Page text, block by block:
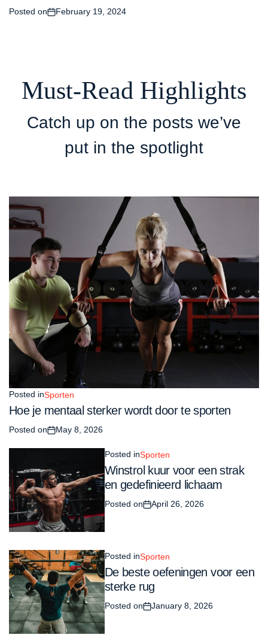
Posted on February 19, 2024
Must-Read Highlights
Catch up on the posts we’ve
put in the spotlight
Posted inSporten
Hoe je mentaal sterker wordt door te sporten
Posted on May 8, 2026
Posted inSporten
Winstrol kuur voor een strak
en gedefinieerd lichaam
Posted on April 26, 2026
Posted inSporten
De beste oefeningen voor een
sterke rug
Posted on January 8, 2026